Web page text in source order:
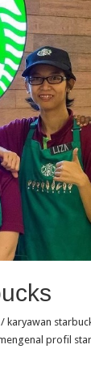
karyawan
profil